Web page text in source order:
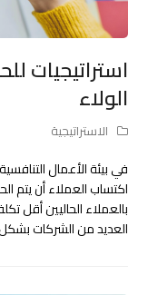
استراتيجيات
الولاء
الاستراتيجية
في بيئة الأعمال
اكتساب العملاء أن يتم
بالعملاء الحاليين أقل
العديد من الشركات